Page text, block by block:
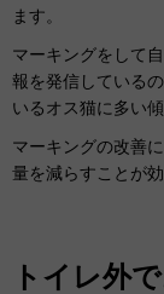
ます。
マーキングをして
報を発信している
いるオス猫に多い
マーキングの改善に
量を減らすことが効
トイレ外